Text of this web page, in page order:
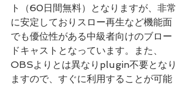
ト（60日間無料）となりますが、非常
に安定しておりスロー再生など機能面
でも優位性がある中級者向けのブロー
ドキャストとなっています。また、
OBSよりとは異なりplugin不要となり
ますので、すぐに利用することが可能